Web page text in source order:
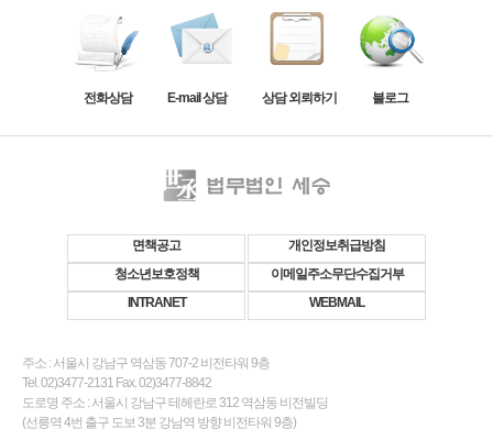
전화상담 E-mail 상담 상담 외뢰하기 블로그
면책공고
개인정보취급방침
청소년보호정책
이메일주소무단수집거부
INTRANET
WEBMAIL
주소 : 서울시 강남구 역삼동 707-2 비전타워 9층
Tel. 02)3477-2131 Fax. 02)3477-8842
도로명 주소 : 서울시 강남구 테헤란로 312 역삼동 비전빌딩
(선릉역 4번 출구 도보 3분 강남역 방향 비전타워 9층)